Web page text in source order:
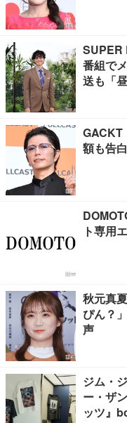
SUPER
番組で
送も「
GACKT
額も告
ト専用
秋元真
ぴん？
声
ジム・
ー・ザ
ッツ』